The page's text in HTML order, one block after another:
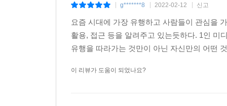
g*******8 2022-02-12 신고
요즘 시대에 가장 유행하고 사람들이 관심을
활용, 접근 등을 알려주고 있는듯하다. 1인 미
유행을 따라가는 것만이 아닌 자신만의 어떤
이 리뷰가 도움이 되었나요?